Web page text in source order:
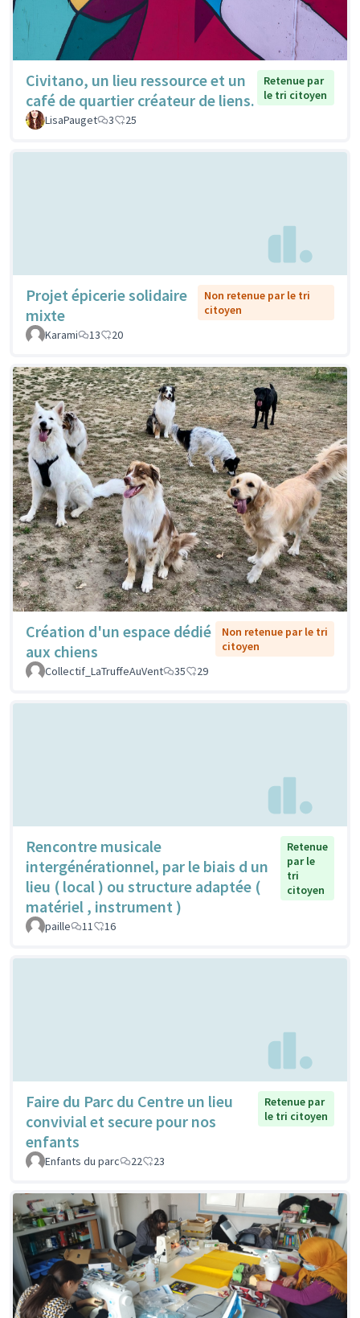
Civitano, un lieu ressource et un
café de quartier créateur de liens.
Retenue par
le tri citoyen
LisaPauget
3 25
Projet épicerie solidaire
mixte
Non retenue par le tri
citoyen
Karami
13 20
Création d'un espace dédié
aux chiens
Non retenue par le tri
citoyen
Collectif_LaTruffeAuVent
35 29
Rencontre musicale
intergénérationnel, par le biais d un
lieu ( local ) ou structure adaptée (
matériel , instrument )
Retenue
par le
tri
citoyen
paille 11 16
Faire du Parc du Centre un lieu
convivial et secure pour nos
enfants
Retenue par
le tri citoyen
Enfants du parc 22 23